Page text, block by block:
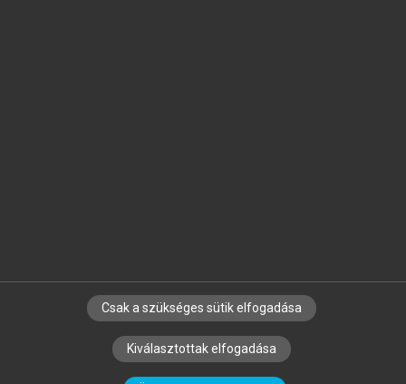
SZERZŐKNEK CÉGEKNEK KÖNYVTÁROSOKNAK
SZERKESZTÉSI ÉS LEKTORÁLÁSI ALAPELVEK
Csak a szükséges sütik elfogadása
Kiválasztottak elfogadása